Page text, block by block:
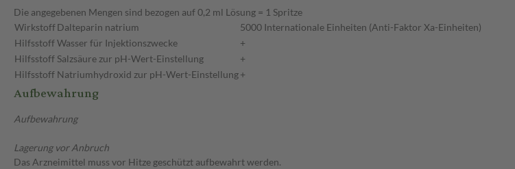
Die angegebenen Mengen sind bezogen auf 0,2 ml Lösung = 1 Spritze
WirkstoffDalteparin natrium
5000 Internationale Einheiten (Anti-Faktor Xa-Einheiten)
HilfsstoffWasser für Injektionszwecke
+
Hilfsstoff Salzsäure zur pH-Wert-Einstellung
+
Hilfsstoff Natriumhydroxid zur pH-Wert-Einstellung+
Aufbewahrung
Aufbewahrung
Lagerung vor Anbruch
Das Arzneimittel muss vor Hitze geschützt aufbewahrt werden.